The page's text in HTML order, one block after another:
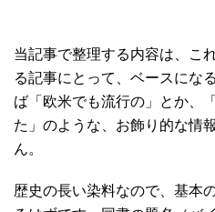
当記事で整理する内容は、こ
る記事にとって、ベースにな
ば「欧米でも流行の」とか、
た」のような、お飾り的な情
ん。
歴史の長い染料なので、基本